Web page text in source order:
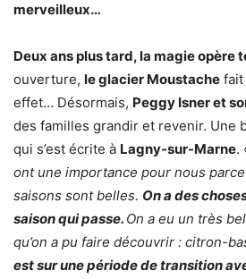
merveilleux…
Deux ans plus tard, la magie opère
ouverture, le glacier Moustache
effet… Désormais, Peggy Isner et
des familles grandir et revenir. Une
qui s’est écrite à Lagny-sur-Marne.
ont une importance pour nous
saisons sont belles. On a des
saison qui passe. On a eu un très
qu’on a pu faire découvrir : citron-
est sur une période de transition